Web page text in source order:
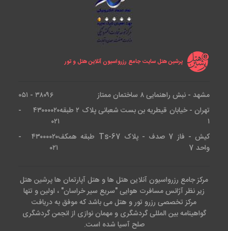
پرشین هتل سایت جامع رزرواسیون آنلاین هتل و تور
مشهد - نبش راهنمایی ۸ ساختمان ممتاز
۳۸۰۹۶ - ۰۵۱
تهران - خیابان قیطریه بن بست شعبانی پلاک ۲ طبقه
۱
۴۳۰۰۰۰۲۰ -
۰۲۱
کیش - فاز 7 صدف - پلاک Ts-67 طبقه همکف
واحد 7
۴۳۰۰۰۰۲۰ -
۰۲۱
مرکز جامع رزرواسیون آنلاین هتل ها و هتل آپارتمان ها پرشین هتل
زیر نظر آژانس مسافرت هوایی "سریع سیر خراسان" ، اولین و تنها
مرکز تخصصی رزرو تور و هتل می باشد که موفق به دریافت
گواهینامه بین المللی گردشگری و مهمان نوازی از انجمن گردشگری
صلح آسیا شده است.